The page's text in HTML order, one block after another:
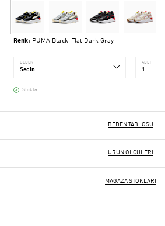
Renk: PUMA Black-Flat Dark Gray
BEDEN ADET
Stokta
BEDEN TABLOSU
ÜRÜN ÖLÇÜLERI
MAĞAZA STOKLARI